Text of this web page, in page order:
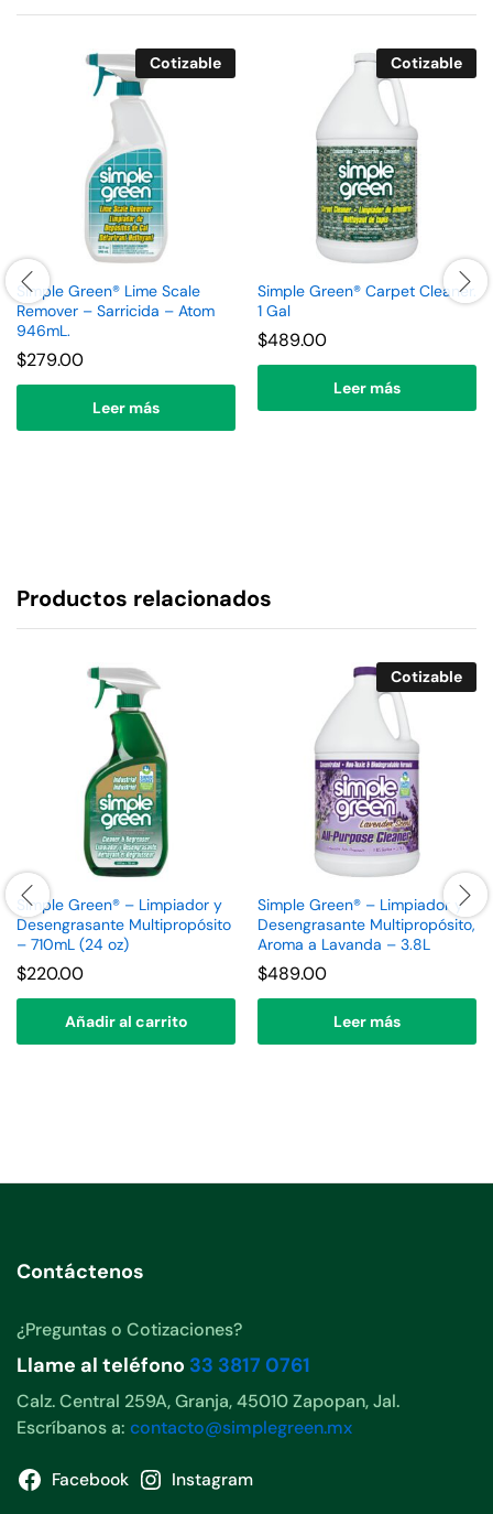
Cotizable
Simple Green® Lime Scale
Remover – Sarricida – Atom
946mL.
$279.00
Leer más
Cotizable
Simple Green® Carpet Cleaner.
1 Gal
$489.00
Leer más
Productos relacionados
Simple Green® – Limpiador y
Desengrasante Multipropósito
– 710mL (24 oz)
$220.00
Añadir al carrito
Cotizable
Simple Green® – Limpiador y
Desengrasante Multipropósito,
Aroma a Lavanda – 3.8L
$489.00
Leer más
Contáctenos
¿Preguntas o Cotizaciones?
Llame al teléfono 33 3817 0761
Calz. Central 259A, Granja, 45010 Zapopan, Jal.
Escríbanos a: contacto@simplegreen.mx
Facebook Instagram